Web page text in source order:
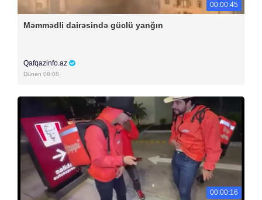
00:00:45
Məmmədli dairəsində güclü yanğın
Qafqazinfo.az
Dünən 08:08
00:00:16